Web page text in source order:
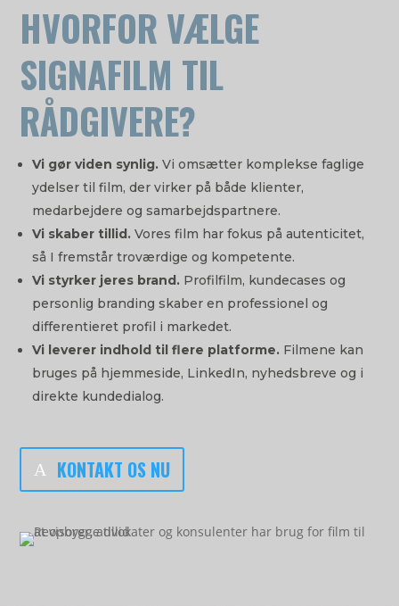
HVORFOR VÆLGE
SIGNAFILM TIL
RÅDGIVERE?
Vi gør viden synlig. Vi omsætter komplekse faglige
ydelser til film, der virker på både klienter,
medarbejdere og samarbejdspartnere.
Vi skaber tillid. Vores film har fokus på autenticitet,
så I fremstår troværdige og kompetente.
Vi styrker jeres brand. Profilfilm, kundecases og
personlig branding skaber en professionel og
differentieret profil i markedet.
Vi leverer indhold til flere platforme. Filmene kan
bruges på hjemmeside, LinkedIn, nyhedsbreve og i
direkte kundedialog.
KONTAKT OS NU